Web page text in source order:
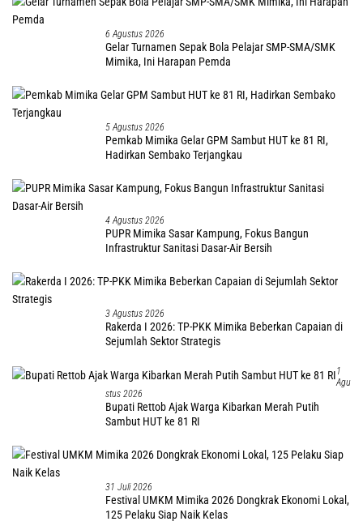
6 Agustus 2026
Gelar Turnamen Sepak Bola Pelajar SMP-SMA/SMK
Mimika, Ini Harapan Pemda
5 Agustus 2026
Pemkab Mimika Gelar GPM Sambut HUT ke 81 RI,
Hadirkan Sembako Terjangkau
4 Agustus 2026
PUPR Mimika Sasar Kampung, Fokus Bangun
Infrastruktur Sanitasi Dasar-Air Bersih
3 Agustus 2026
Rakerda I 2026: TP-PKK Mimika Beberkan Capaian di
Sejumlah Sektor Strategis
1
Agu
Stus 2026
Bupati Rettob Ajak Warga Kibarkan Merah Putih
Sambut HUT ke 81 RI
31 Juli 2026
Festival UMKM Mimika 2026 Dongkrak Ekonomi Lokal,
125 Pelaku Siap Naik Kelas